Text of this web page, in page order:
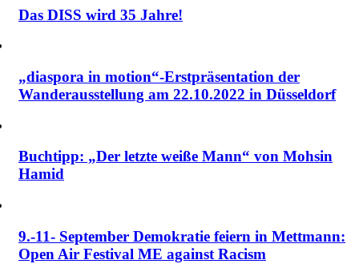
Das DISS wird 35 Jahre!
„diaspora in motion“-Erstpräsentation der
Wanderausstellung am 22.10.2022 in Düsseldorf
Buchtipp: „Der letzte weiße Mann“ von Mohsin
Hamid
9.-11- September Demokratie feiern in Mettmann:
Open Air Festival ME against Racism